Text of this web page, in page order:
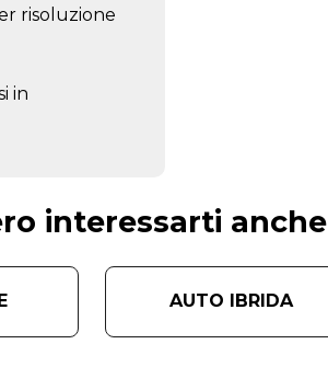
risoluzione
in
interessarti anche
AUTO IBRIDA